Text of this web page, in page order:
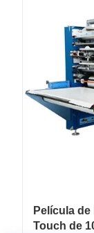
Película
Touch de